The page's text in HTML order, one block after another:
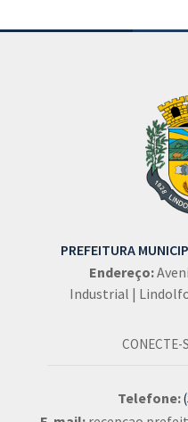
PREFEITURA
Endereço:
Industrial |
CONECTE-
Telefone: